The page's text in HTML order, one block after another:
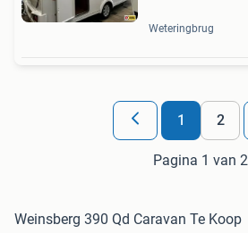
Weteringbrug
1 2
Pagina 1 van 2
Weinsberg 390 Qd Caravan Te Koop